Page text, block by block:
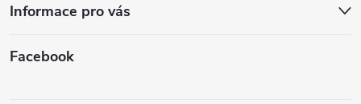
y
v
Informace pro vás
Facebook